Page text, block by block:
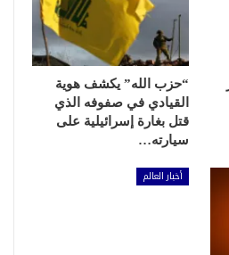
“حزب الله” يكشف هوية
القيادي في صفوفه الذي
قتل بغارة إسرائيلية على
سيارته…
أخبار العالم